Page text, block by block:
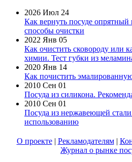
2026 Июл 24
Как вернуть посуде
способы очистки
2022 Янв 05
Как очистить сковороду или
химии. Тест губки из
2020 Янв 14
Как почистить
2010 Сен 01
Посуда из силикона.
2010 Сен 01
Посуда из нержавеющей
использованию
О проекте| Рекламодателям|
Журнал о рынке